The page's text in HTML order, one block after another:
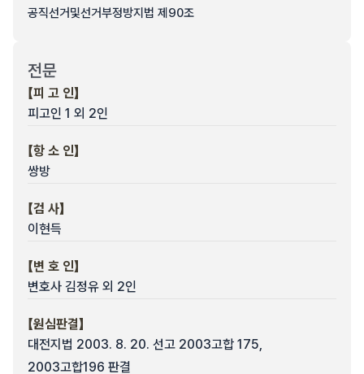
공직선거및선거부정방지법 제90조
전문
【피 고 인】
피고인 1 외 2인
【항 소 인】
쌍방
【검 사】
이현득
【변 호 인】
변호사 김정유 외 2인
【원심판결】
대전지법 2003. 8. 20. 선고 2003고합 175,
2003고합196 판결